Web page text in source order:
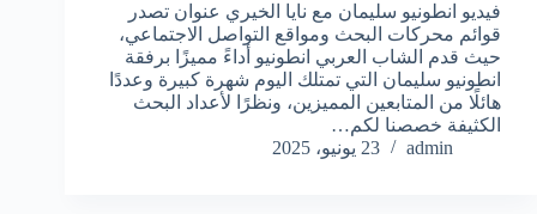
فيديو انطونيو سليمان مع نايا الخيري عنوان تصدر
قوائم محركات البحث ومواقع التواصل الاجتماعي،
حيث قدم الشاب العربي انطونيو أداءً مميزًا برفقة
انطونيو سليمان التي تمتلك اليوم شهرة كبيرة وعددًا
هائلًا من المتابعين المميزين، ونظرًا لأعداد البحث
الكثيفة خصصنا لكم…
admin
23 يونيو، 2025